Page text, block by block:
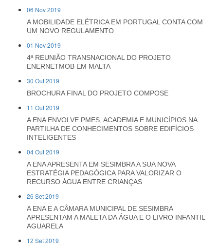
06 Nov 2019
A MOBILIDADE ELÉTRICA EM PORTUGAL CONTA COM
UM NOVO REGULAMENTO
01 Nov 2019
4ª REUNIÃO TRANSNACIONAL DO PROJETO
ENERNETMOB EM MALTA
30 Out 2019
BROCHURA FINAL DO PROJETO COMPOSE
11 Out 2019
A ENA ENVOLVE PMES, ACADEMIA E MUNICÍPIOS NA
PARTILHA DE CONHECIMENTOS SOBRE EDIFÍCIOS
INTELIGENTES
04 Out 2019
A ENA APRESENTA EM SESIMBRA A SUA NOVA
ESTRATÉGIA PEDAGÓGICA PARA VALORIZAR O
RECURSO ÁGUA ENTRE CRIANÇAS
26 Set 2019
A ENA E A CÂMARA MUNICIPAL DE SESIMBRA
APRESENTAM A MALETA DA ÁGUA E O LIVRO INFANTIL
AGUARELA
12 Set 2019